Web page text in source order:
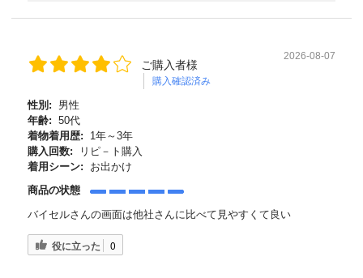
ご購入者様
購入確認済み
2026-08-07
性別:
男性
年齢: 50代
着物着用歴:
1年～3年
購入回数:
リピ－ト購入
着用シーン:
お出かけ
商品の状態
バイセルさんの画面は他社さんに比べて見やすくて良い
役に立った 0